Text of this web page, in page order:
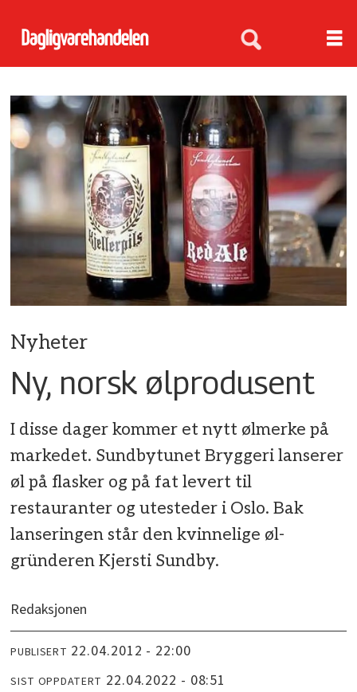
Nyheter
Ny, norsk ølprodusent
I disse dager kommer et nytt ølmerke på
markedet. Sundbytunet Bryggeri lanserer
øl på flasker og på fat levert til
restauranter og utesteder i Oslo. Bak
lanseringen står den kvinnelige øl-
gründeren Kjersti Sundby.
Redaksjonen
PUBLISERT 22.04.2012 - 22:00
SIST OPPDATERT 22.04.2022 - 08:51